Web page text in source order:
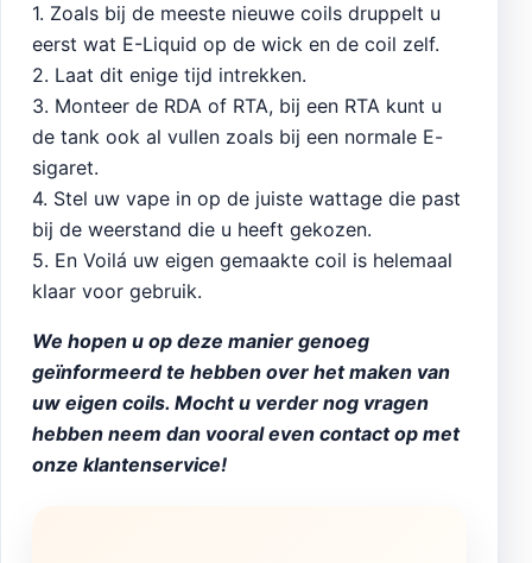
1. Zoals bij de meeste nieuwe coils druppelt u
eerst wat E-Liquid op de wick en de coil zelf.
2. Laat dit enige tijd intrekken.
3. Monteer de RDA of RTA, bij een RTA kunt u
de tank ook al vullen zoals bij een normale E-
sigaret.
4. Stel uw vape in op de juiste wattage die past
bij de weerstand die u heeft gekozen.
5. En Voilá uw eigen gemaakte coil is helemaal
klaar voor gebruik.
We hopen u op deze manier genoeg
geïnformeerd te hebben over het maken van
uw eigen coils. Mocht u verder nog vragen
hebben neem dan vooral even contact op met
onze klantenservice!